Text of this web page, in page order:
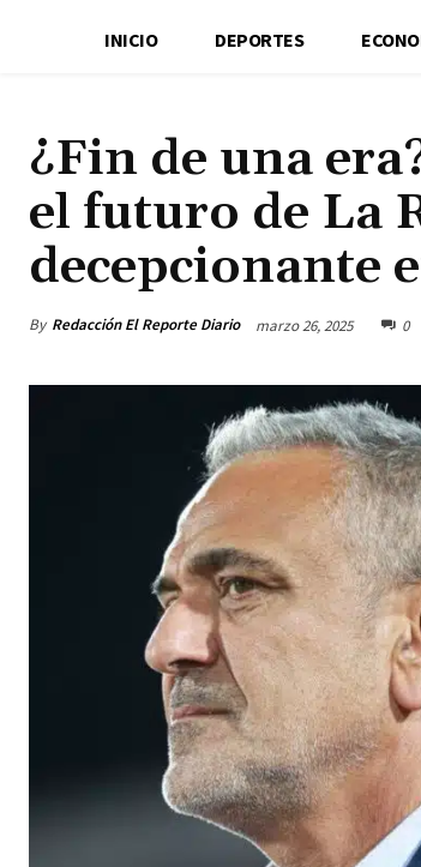
INICIO DEPORTES
¿Fin de una
el futuro de La
decepcionante
By Redacción El Reporte Diario marzo 26, 2025 0